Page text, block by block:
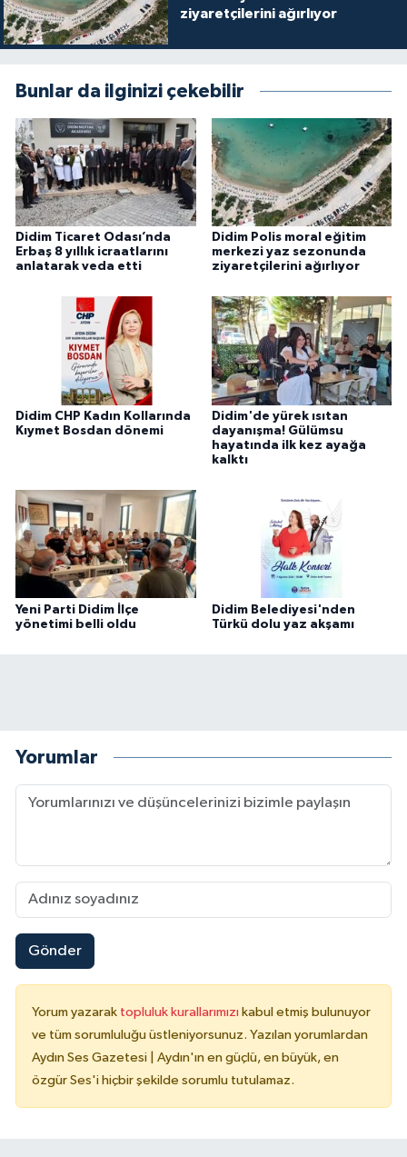
ziyaretçilerini ağırlıyor
Bunlar da ilginizi çekebilir
Didim Ticaret Odası’nda
Erbaş 8 yıllık icraatlarını
anlatarak veda etti
Didim Polis moral eğitim
merkezi yaz sezonunda
ziyaretçilerini ağırlıyor
Didim CHP Kadın Kollarında
Kıymet Bosdan dönemi
Didim'de yürek ısıtan
dayanışma! Gülümsu
hayatında ilk kez ayağa
kalktı
Yeni Parti Didim İlçe
yönetimi belli oldu
Didim Belediyesi'nden
Türkü dolu yaz akşamı
Yorumlar
Gönder
Yorum yazarak topluluk kurallarımızı kabul etmiş bulunuyor
ve tüm sorumluluğu üstleniyorsunuz. Yazılan yorumlardan
Aydın Ses Gazetesi | Aydın'ın en güçlü, en büyük, en
özgür Ses'i hiçbir şekilde sorumlu tutulamaz.